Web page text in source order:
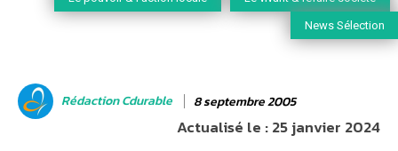
News Sélection
Rédaction Cdurable 8 septembre 2005
Actualisé le :25 janvier 2024